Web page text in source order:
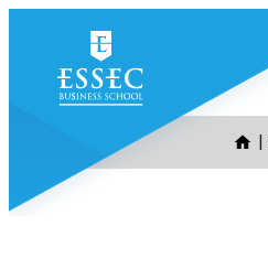
contenu